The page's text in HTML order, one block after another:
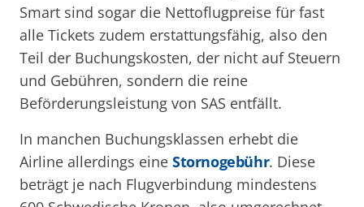
Smart sind sogar die Nettoflugpreise für fast
alle Tickets zudem erstattungsfähig, also den
Teil der Buchungskosten, der nicht auf Steuern
und Gebühren, sondern die reine
Beförderungsleistung von SAS entfällt.
In manchen Buchungsklassen erhebt die
Airline allerdings eine Stornogebühr. Diese
beträgt je nach Flugverbindung mindestens